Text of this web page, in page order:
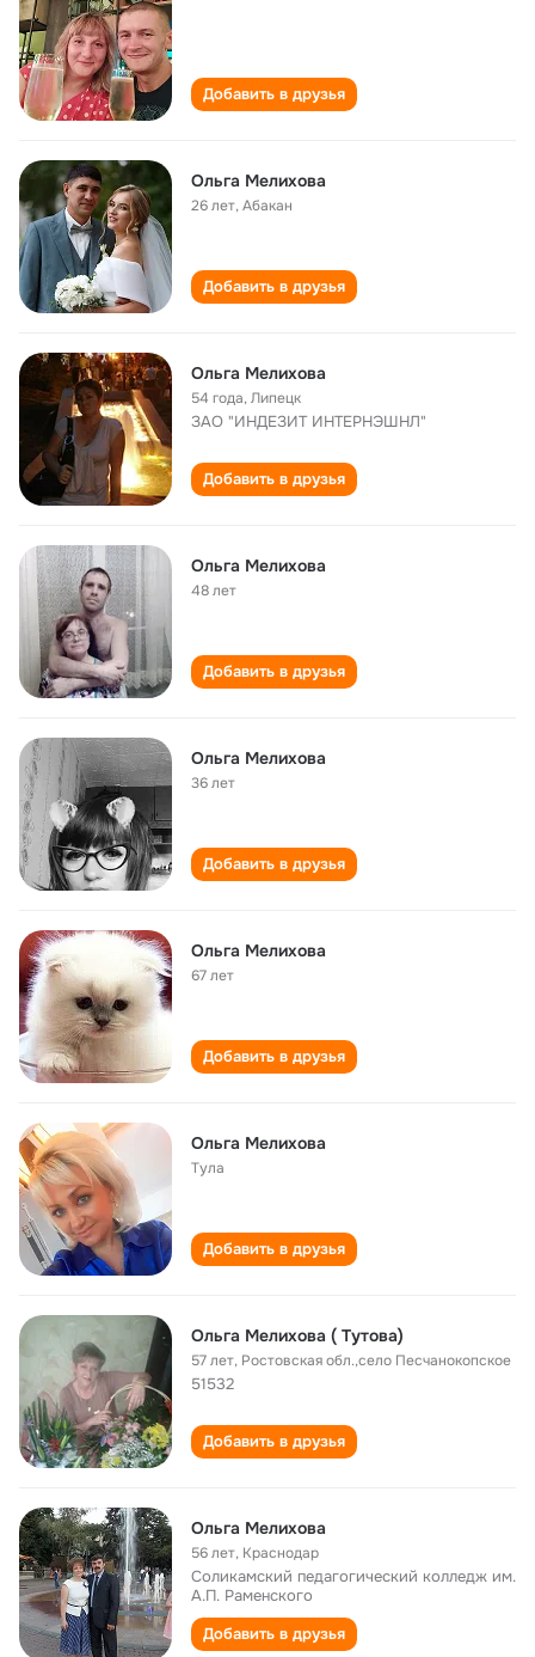
Добавить в друзья
Ольга Мелихова
26 лет,Абакан
Добавить в друзья
Ольга Мелихова
54 года,Липецк
ЗАО "ИНДЕЗИТ ИНТЕРНЭШНЛ"
Добавить в друзья
Ольга Мелихова
48 лет
Добавить в друзья
Ольга Мелихова
36 лет
Добавить в друзья
Ольга Мелихова
67 лет
Добавить в друзья
Ольга Мелихова
Тула
Добавить в друзья
Ольга Мелихова ( Тутова)
57 лет, Ростовская обл.,село Песчанокопское
51532
Добавить в друзья
Ольга Мелихова
56 лет, Краснодар
Соликамский педагогический колледж им.
А.П. Раменского
Добавить в друзья